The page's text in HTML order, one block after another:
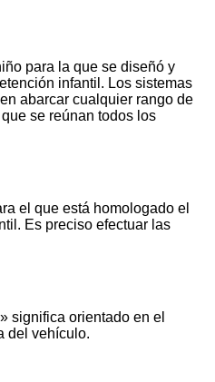
para la que se diseñó y
infantil. Los sistemas
abarcar cualquier rango de
se reúnan todos los
el que está homologado el
Es preciso efectuar las
significa orientado en el
del vehículo.